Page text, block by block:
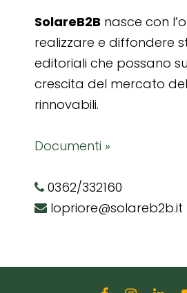
SolareB2B nasce con
realizzare e diffondere
editoriali che possano
crescita del mercato
rinnovabili.
Documenti »
0362/332160
lopriore@solareb2b.it